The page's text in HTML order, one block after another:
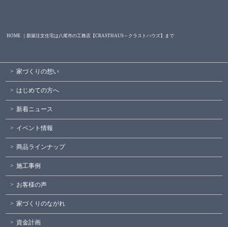
HOME ｜新築注文住宅は八尾市の工務店【CRASTHAUS～クラストハウズ】まで
家づくりの想い
はじめての方へ
新着ニュース
イベント情報
商品ラインナップ
施工事例
お客様の声
家づくりのながれ
資金計画